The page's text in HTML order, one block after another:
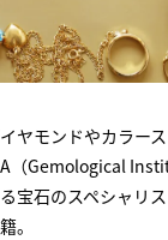
ヤモンドやカラー
（Gemological
宝石のスペシャリ
。